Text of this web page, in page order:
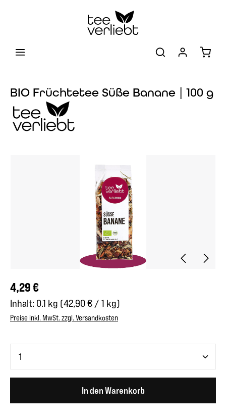
BIO Früchtetee Süße Banane | 100 g
Regulärer Preis:
4,29 €
Inhalt: 0.1 kg (42,90 € / 1 kg)
Preise inkl. MwSt. zzgl. Versandkosten
In den Warenkorb